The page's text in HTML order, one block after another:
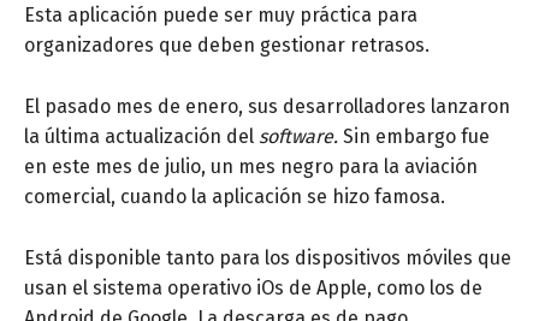
Esta aplicación puede ser muy práctica para
organizadores que deben gestionar retrasos.
El pasado mes de enero, sus desarrolladores lanzaron
la última actualización del software. Sin embargo fue
en este mes de julio, un mes negro para la aviación
comercial, cuando la aplicación se hizo famosa.
Está disponible tanto para los dispositivos móviles que
usan el sistema operativo iOs de Apple, como los de